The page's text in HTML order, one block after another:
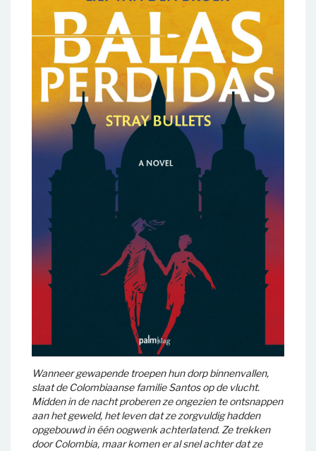
Wanneer gewapende troepen hun dorp binnenvallen,
slaat de Colombiaanse familie Santos op de vlucht.
Midden in de nacht proberen ze ongezien te ontsnappen
aan het geweld, het leven dat ze zorgvuldig hadden
opgebouwd in één oogwenk achterlatend. Ze trekken
door Colombia, maar komen er al snel achter dat ze